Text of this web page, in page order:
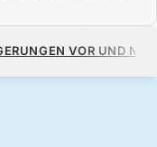
VOR UND